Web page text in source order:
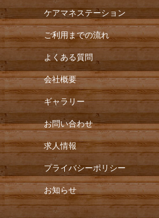
ケアマネステーション
ご利用までの流れ
よくある質問
会社概要
ギャラリー
お問い合わせ
求人情報
プライバシーポリシー
お知らせ